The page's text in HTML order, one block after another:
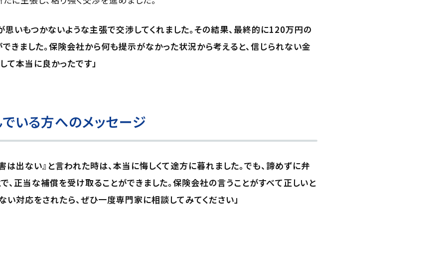
思いもつかないような主張で交渉してくれました。その結果、最終的に120万円の
きました。保険会社から何も提示がなかった状況から考えると、信じられない金
て本当に良かったです」
いる方へのメッセージ
は出ない』と言われた時は、本当に悔しくて途方に暮れました。でも、諦めずに弁
、正当な補償を受け取ることができました。保険会社の言うことがすべて正しいと
い対応をされたら、ぜひ一度専門家に相談してみてください」